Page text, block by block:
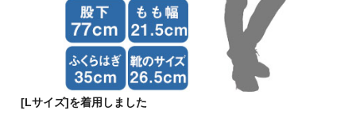
[Lサイズ]を着用しました